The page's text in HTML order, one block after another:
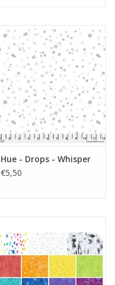
Hue - Drops - Whisper
€5,50